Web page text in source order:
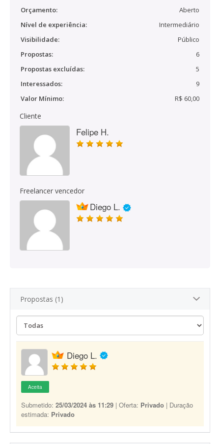
Orçamento:
Aberto
Nível de experiência:
Intermediário
Visibilidade:
Público
Propostas:
6
Propostas excluídas:
5
Interessados:
9
Valor Mínimo:
R$ 60,00
Cliente
Felipe H.
Freelancer vencedor
Diego L.
Propostas (1)
Diego L.
Aceita
Submetido: 25/03/2024 às 11:29 | Oferta: Privado | Duração
estimada: Privado